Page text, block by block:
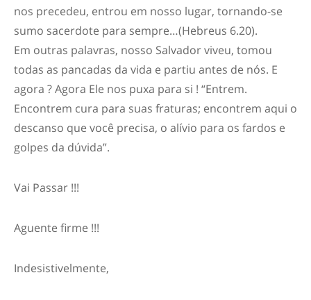
nos precedeu, entrou em nosso lugar, tornando-se
sumo sacerdote para sempre…(Hebreus 6.20).
Em outras palavras, nosso Salvador viveu, tomou
todas as pancadas da vida e partiu antes de nós. E
agora ? Agora Ele nos puxa para si ! “Entrem.
Encontrem cura para suas fraturas; encontrem aqui o
descanso que você precisa, o alívio para os fardos e
golpes da dúvida”.
Vai Passar !!!
Aguente firme !!!
Indesistivelmente,